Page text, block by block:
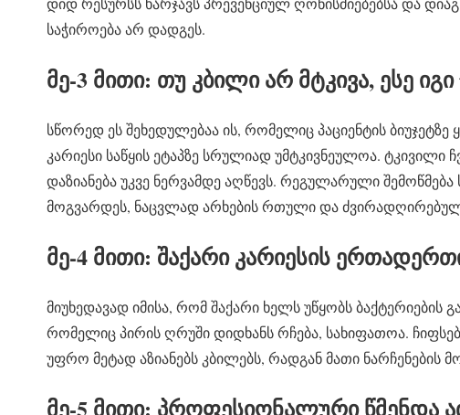
საჭიროება არ დადგეს.
მე-3 მითი: თუ კბილი არ მტკივა, ესე იგი
სწორედ ეს შეხედულებაა ის, რომელიც პაციენტის ბიუჯეტზე
კარიესი საწყის ეტაპზე სრულიად უმტკივნეულოა. ტკივილი
დაზიანება უკვე ნერვამდე აღწევს. რეგულარული
მოგვარდეს, ნაცვლად არხების რთული და
მე-4 მითი: შაქარი კარიესის
მიუხედავად იმისა, რომ შაქარი ხელს უწყობს ბაქტერიების
რომელიც პირის ღრუში დიდხანს რჩება, სახიფათოა.
უფრო მეტად აზიანებს კბილებს, რადგან მათი ნარჩენების
მე-5 მითი: პროფესიონალური წმენდა